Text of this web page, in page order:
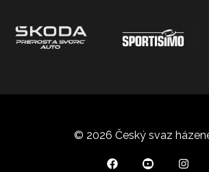
© 2026 Český svaz